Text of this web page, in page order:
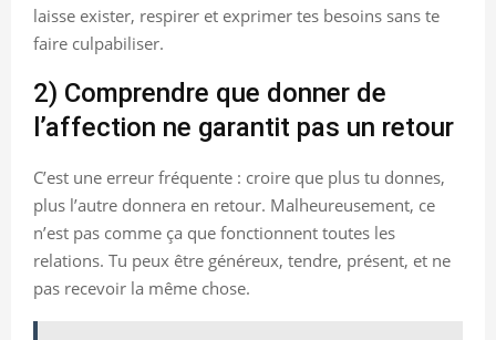
laisse exister, respirer et exprimer tes besoins sans te
faire culpabiliser.
2) Comprendre que donner de
l’affection ne garantit pas un retour
C’est une erreur fréquente : croire que plus tu donnes,
plus l’autre donnera en retour. Malheureusement, ce
n’est pas comme ça que fonctionnent toutes les
relations. Tu peux être généreux, tendre, présent, et ne
pas recevoir la même chose.